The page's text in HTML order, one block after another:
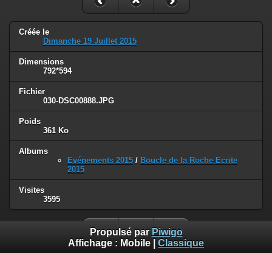
Créée le
Dimanche 19 Juillet 2015
Dimensions
792*594
Fichier
030-DSC00888.JPG
Poids
361 Ko
Albums
Evénements 2015 / Boucle de la Roche Ecrite
2015
Visites
3595
Propulsé par Piwigo
Affichage : Mobile Classique